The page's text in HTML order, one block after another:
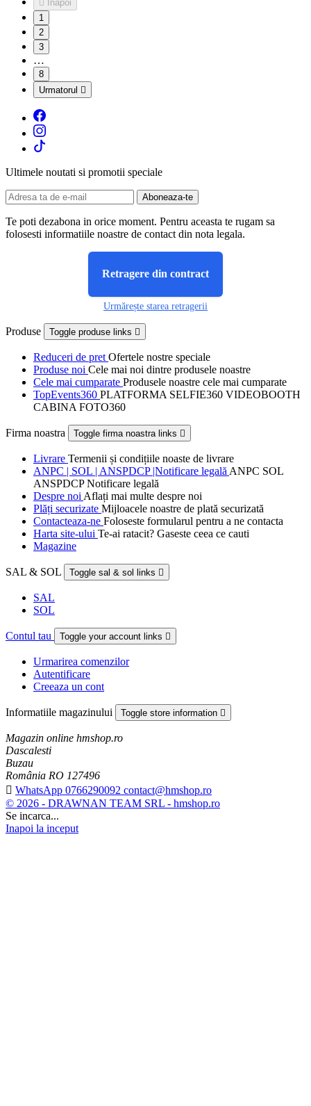

Inapoi
1
2
3
…
8
Urmatorul 
Ultimele noutati si promotii speciale
Te poti dezabona in orice moment. Pentru aceasta te rugam sa
folosesti informatiile noastre de contact din nota legala.
Retragere din contract
Urmărește starea retragerii
Produse Toggle produse links 
Reduceri de pret Ofertele nostre speciale
Produse noi Cele mai noi dintre produsele noastre
Cele mai cumparate Produsele noastre cele mai cumparate
TopEvents360 PLATFORMA SELFIE360 VIDEOBOOTH
CABINA FOTO360
Firma noastra Toggle firma noastra links 
Livrare Termenii și condițiile noaste de livrare
ANPC | SOL | ANSPDCP |Notificare legală ANPC SOL
ANSPDCP Notificare legală
Despre noi Aflați mai multe despre noi
Plăți securizate Mijloacele noastre de plată securizată
Contacteaza-ne Foloseste formularul pentru a ne contacta
Harta site-ului Te-ai ratacit? Gaseste ceea ce cauti
Magazine
SAL & SOL Toggle sal & sol links 
SAL
SOL
Contul tau Toggle your account links 
Urmarirea comenzilor
Autentificare
Creeaza un cont
Informatiile magazinului Toggle store information 
Magazin online hmshop.ro
Dascalesti
Buzau
România RO 127496
 WhatsApp 0766290092 contact@hmshop.ro
© 2026 - DRAWNAN TEAM SRL - hmshop.ro
Se incarca...
Inapoi la inceput